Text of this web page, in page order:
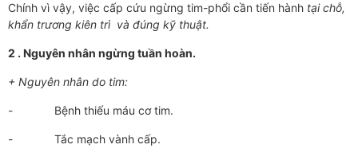
Chính vì vậy, việc cấp cứu ngừng tim-phổi cần tiến hành tại chỗ,
khẩn trương kiên trì và đúng kỹ thuật.
2 . Nguyên nhân ngừng tuần hoàn.
+ Nguyên nhân do tim:
- Bệnh thiếu máu cơ tim.
- Tắc mạch vành cấp.